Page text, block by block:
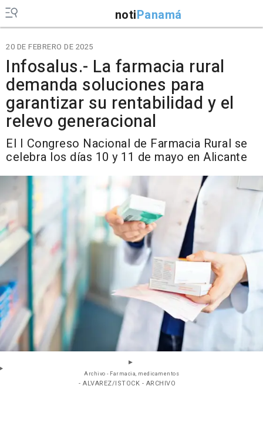
notiPanamá
20 DE FEBRERO DE 2025
Infosalus.- La farmacia rural
demanda soluciones para
garantizar su rentabilidad y el
relevo generacional
El I Congreso Nacional de Farmacia Rural se
celebra los días 10 y 11 de mayo en Alicante
Archivo - Farmacia, medicamentos
- ALVAREZ/ISTOCK - ARCHIVO